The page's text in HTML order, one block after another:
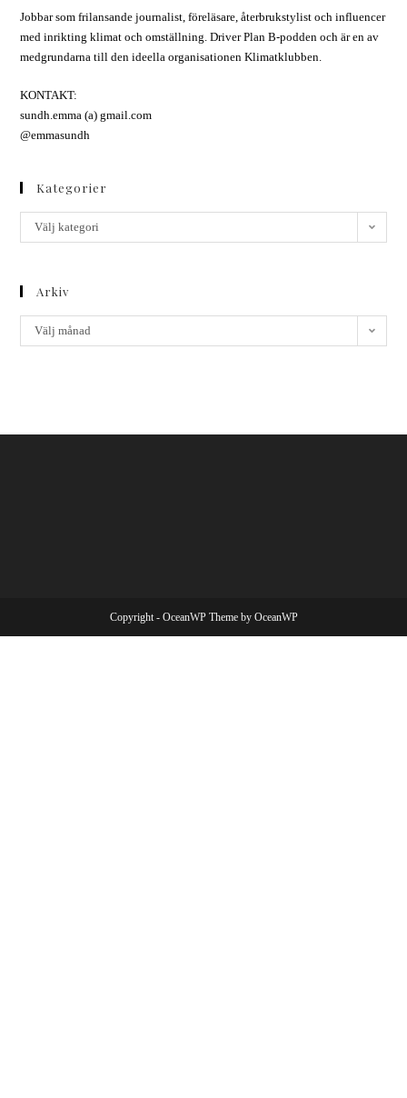
Jobbar som frilansande journalist, föreläsare, återbrukstylist och influencer
med inrikting klimat och omställning. Driver Plan B-podden och är en av
medgrundarna till den ideella organisationen Klimatklubben.
KONTAKT:
sundh.emma (a) gmail.com
@emmasundh
Kategorier
Välj kategori
Arkiv
Välj månad
Copyright - OceanWP Theme by OceanWP